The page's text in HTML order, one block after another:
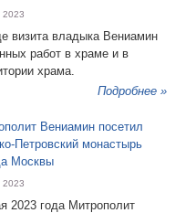
2023
визита владыка Вениамин
работ в храме и в
храма.
Подробнее »
Вениамин посетил
Петровский монастырь
Москвы
2023
2023 года Митрополит